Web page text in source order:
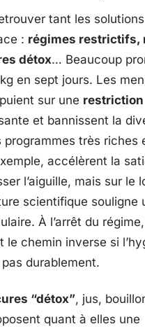
tant les solutions
: régimes restrictifs,
détox… Beaucoup
en sept jours. Les
sur une restriction
et bannissent la
programmes très riches
accélèrent la
l’aiguille, mais sur le
scientifique souligne
À l’arrêt du
le chemin inverse si
durablement.
“détox”, jus,
quant à elles une